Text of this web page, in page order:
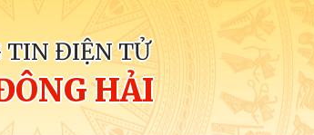
TIN ĐIỆN TỬ
HẢI